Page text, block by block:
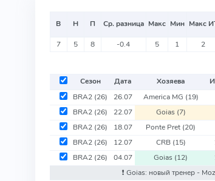
В Н П Ср. разница Макс Мин Макс
7 5 8 -0.4 5 1 2
Сезон Дата Хозяева
BRA2 (26) 26.07 America MG (19)
BRA2 (26) 22.07 Goias (7)
BRA2 (26) 18.07 Ponte Pret (20)
BRA2 (26) 12.07 CRB (15)
BRA2 (26) 04.07 Goias (12)
❗️ Goias: новый тренер -